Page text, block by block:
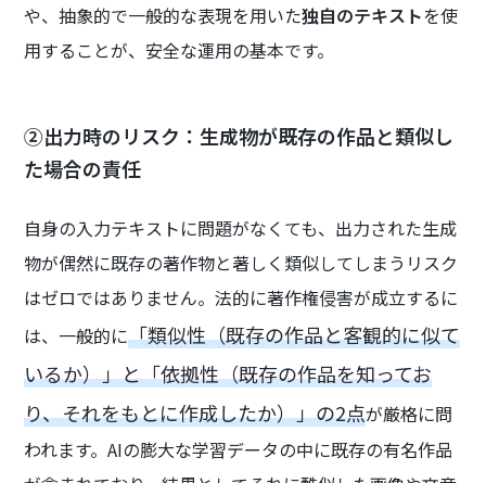
や、抽象的で一般的な表現を用いた独自のテキストを使
用することが、安全な運用の基本です。
②出力時のリスク：生成物が既存の作品と類似し
た場合の責任
自身の入力テキストに問題がなくても、出力された生成
物が偶然に既存の著作物と著しく類似してしまうリスク
はゼロではありません。法的に著作権侵害が成立するに
は、一般的に「類似性（既存の作品と客観的に似て
いるか）」と「依拠性（既存の作品を知ってお
り、それをもとに作成したか）」の2点が厳格に問
われます。AIの膨大な学習データの中に既存の有名作品